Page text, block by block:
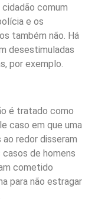
comum
e os
também não. Há
desestimuladas
por exemplo.
é tratado como
caso em que uma
redor disseram
de homens
cometido
para não estragar